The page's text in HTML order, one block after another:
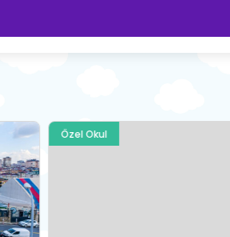
Özel Okul